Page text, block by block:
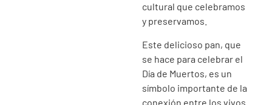
cultural que celebramos
y preservamos.
Este delicioso pan, que
se hace para celebrar el
Día de Muertos, es un
símbolo importante de la
conexión entre los vivos